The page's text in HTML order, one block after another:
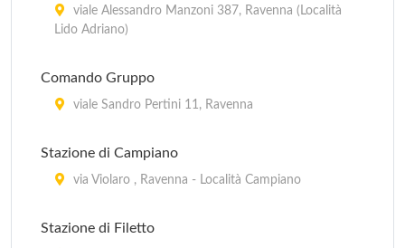
A.U.S.L. Postazione CUP Centro unico di
piazzale Marinai d'Italia 14, Ravenna - Marina di
Ravenna
prenotazione Mezzano
viale Alessandro Manzoni 387, Ravenna (Località
Lido Adriano)
Comando Gruppo
viale Sandro Pertini 11, Ravenna
Stazione di Campiano
via Violaro , Ravenna - Località Campiano
Stazione di Filetto